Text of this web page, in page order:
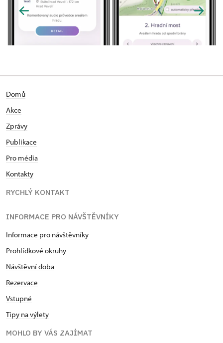
Domů
Akce
Zprávy
Publikace
Pro média
Kontakty
RYCHLÝ KONTAKT
INFORMACE PRO NÁVŠTĚVNÍKY
Informace pro návštěvníky
Prohlídkové okruhy
Návštěvní doba
Rezervace
Vstupné
Tipy na výlety
MOHLO BY VÁS ZAJÍMAT